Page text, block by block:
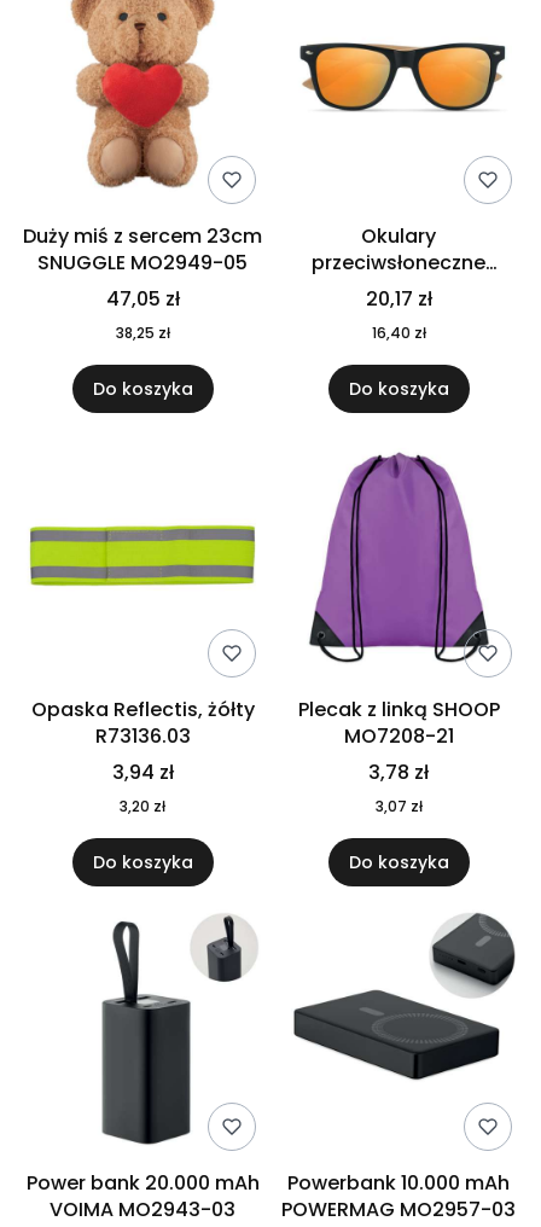
Duży miś z sercem 23cm
SNUGGLE MO2949-05
47,05 zł
38,25 zł
Do koszyka
Okulary
przeciwsłoneczne
CALIFORNIA TOUCH
MO9617-10
20,17 zł
16,40 zł
Do koszyka
Opaska Reflectis, żółty
R73136.03
3,94 zł
3,20 zł
Do koszyka
Plecak z linką SHOOP
MO7208-21
3,78 zł
3,07 zł
Do koszyka
Power bank 20.000 mAh
VOIMA MO2943-03
Powerbank 10.000 mAh
POWERMAG MO2957-03